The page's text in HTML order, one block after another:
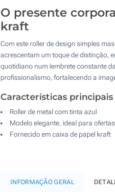
O presente
kraft
Com este roller de design simples
acrescentam um toque de distinção,
quotidiano num lembrete constante
profissionalismo, fortalecendo a
Características principais
Roller de metal com tinta azul
Modelo elegante, ideal para
Fornecido em caixa de papel kraft
INFORMAÇÃO GERAL